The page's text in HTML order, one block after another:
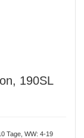
190SL
Tage, WW: 4-19